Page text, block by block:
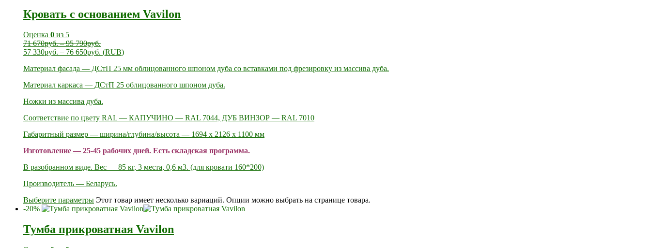
Кровать с основанием Vavilon
Оценка 0 из 5
71 670руб.–95 790руб.
57 330руб. – 76 650руб. (RUB)
Материал фасада — ДСтП 25 мм облицованного шпоном дуба со вставками под фрезировку из массива дуба.
Материал каркаса — ДСтП 25 облицованного шпоном дуба.
Ножки из массива дуба.
Соответствие по цвету RAL — КАПУЧИНО — RAL 7044, ДУБ ВИНЗОР — RAL 7010
Габаритный размер — ширина/глубина/высота — 1694 х 2126 х 1100 мм
Изготовление — 25-45 рабочих дней. Есть складская программа.
В разобранном виде. Вес — 85 кг, 3 места, 0,6 м3. (для кровати 160*200)
Производитель — Беларусь.
Выберите параметры Этот товар имеет несколько вариаций. Опции можно выбрать на странице товара.
-20%
Тумба прикроватная Vavilon